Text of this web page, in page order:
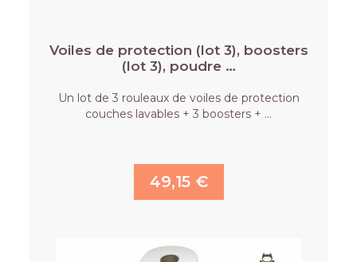
Voiles de protection (lot 3), boosters
(lot 3), poudre …
Un lot de 3 rouleaux de voiles de protection
couches lavables + 3 boosters + …
49,15 €